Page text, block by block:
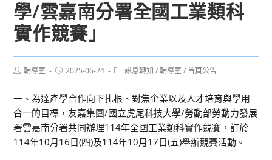
學/雲嘉南分署全國工業類科
實作競賽」
Post輔導室
Post2025-06-24
Post訊息轉知 / 輔導室 / 首頁公告
一、為達產學合作向下扎根、對焦企業以及人才培育與學用
合一的目標，友嘉集團/國立虎尾科技大學/勞動部勞動力發展
署雲嘉南分署共同辦理114年全國工業類科實作競賽，訂於
114年10月16日(四)及114年10月17日(五)舉辦競賽活動。